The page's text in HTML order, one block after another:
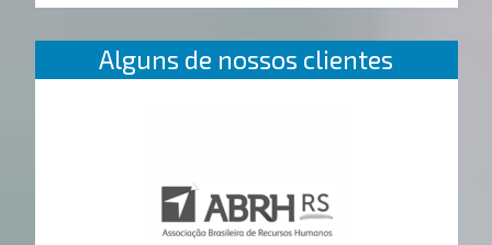
Alguns de nossos clientes